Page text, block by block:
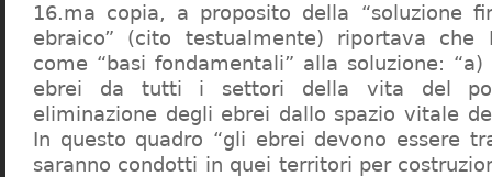
16.ma copia, a proposito della “soluzione
ebraico” (cito testualmente) riportava che
come “basi fondamentali” alla soluzione:
ebrei da tutti i settori della vita del
eliminazione degli ebrei dallo spazio vitale
In questo quadro “gli ebrei devono essere
saranno condotti in quei territori per